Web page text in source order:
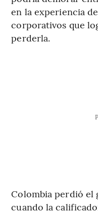
en la experiencia
corporativos que
perderla.
Colombia perdió el
cuando la